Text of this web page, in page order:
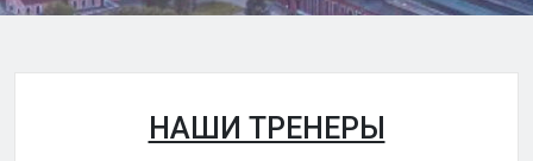
НАШИ ТРЕНЕРЫ